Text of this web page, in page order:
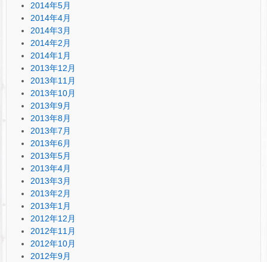
2014年5月
2014年4月
2014年3月
2014年2月
2014年1月
2013年12月
2013年11月
2013年10月
2013年9月
2013年8月
2013年7月
2013年6月
2013年5月
2013年4月
2013年3月
2013年2月
2013年1月
2012年12月
2012年11月
2012年10月
2012年9月